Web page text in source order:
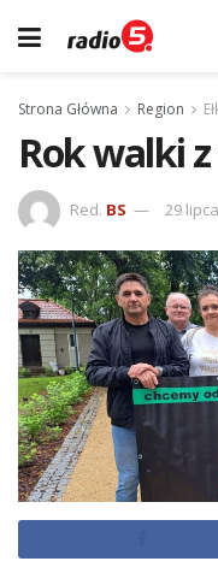
Strona Główna Region
Rok walki
Red. BS 29